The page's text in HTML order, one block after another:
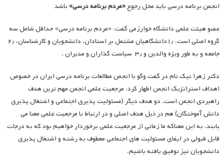
انجمن برنامه درسی باید محل رجوع«مردم برنامه درسی»باشد
عضو هیئت علمی دانشگاه خوارزمی گفت: «مردم برنامه درسی» حداقل شامل سه
گروه اصلی است: ۱٫دانشگاهیان مشتمل بر استادان، دانشجویان و کارشناسان، ۲٫
جامعه و به طور ویژه والدین و ۳٫ سیاست گذاران و مدیران .
دکتر زهرا نیک نام در گفت وگو با انجمن مطالعات برنامه درسی ایران در خصوص
اهداف استراتژیک انجمن اظهار کرد: مرجعیت علمی انجمن مهم ترین هدف
راهبردی‌ انجمن است. دو هدف دیگر (مسئولیت پذیری اجتماعی و اشتغال پذیری
دانش آموختگان) هم در ذیل هدف اصلی و در ارتباط با مرجعیت علمی معنا می
یابند. به این معناکه ما زمانی از مرجعیت علمی برخوردار خواهیم بود که به درجات
قابل قبولی در ایفای مسئولیت های اجتماعی معطوف به رشته و اشتغال پذیری
دانشجویان نیز توفیق یافته باشیم.